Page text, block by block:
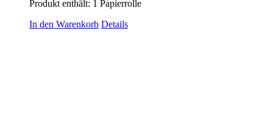
Produkt enthält: 1 Papierrolle
In den Warenkorb Details